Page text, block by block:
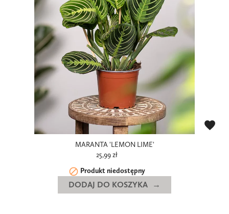
MARANTA 'LEMON LIME'
25,99 zł
 Produkt niedostępny
favorite
DODAJ DO KOSZYKA